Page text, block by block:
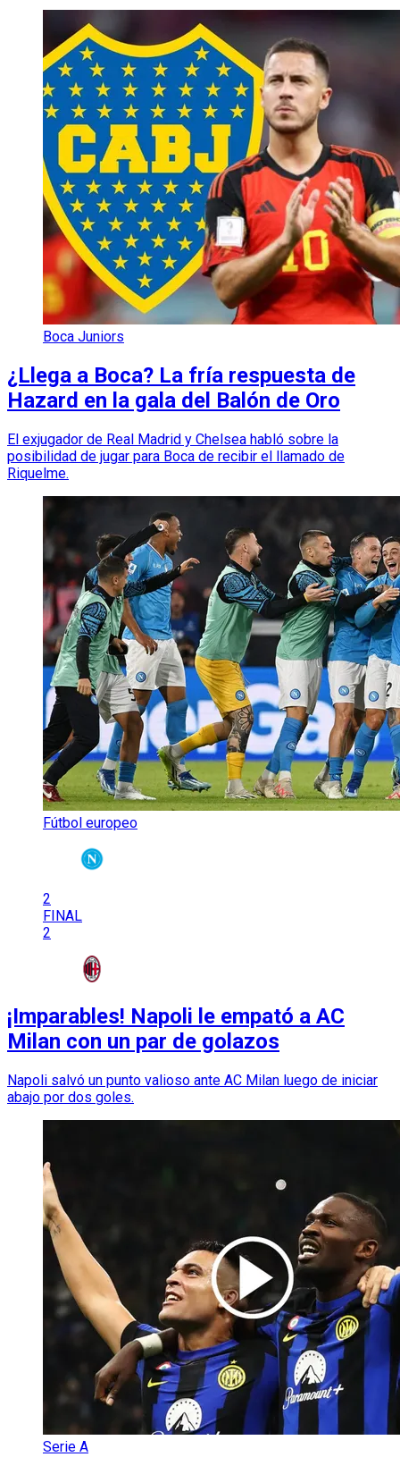
Boca Juniors
¿Llega a Boca? La fría respuesta de
Hazard en la gala del Balón de Oro
El exjugador de Real Madrid y Chelsea habló sobre la
posibilidad de jugar para Boca de recibir el llamado de
Riquelme.
Fútbol europeo
2
FINAL
2
¡Imparables! Napoli le empató a AC
Milan con un par de golazos
Napoli salvó un punto valioso ante AC Milan luego de iniciar
abajo por dos goles.
Serie A